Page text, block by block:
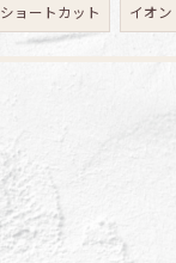
ショートカット イオン